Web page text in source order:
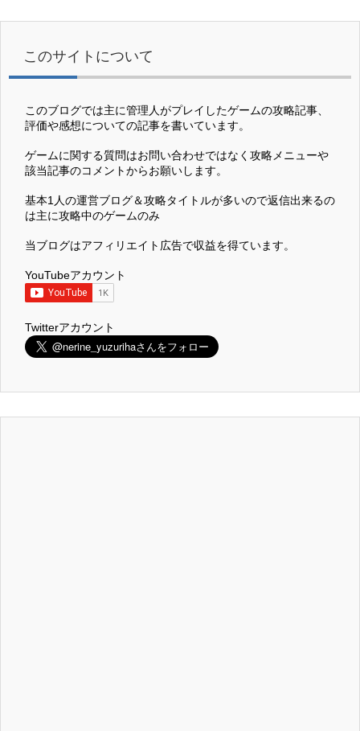
このサイトについて
このブログでは主に管理人がプレイしたゲームの攻略記事、
評価や感想についての記事を書いています。
ゲームに関する質問はお問い合わせではなく攻略メニューや
該当記事のコメントからお願いします。
基本1人の運営ブログ＆攻略タイトルが多いので返信出来るの
は主に攻略中のゲームのみ
当ブログはアフィリエイト広告で収益を得ています。
YouTubeアカウント
Twitterアカウント